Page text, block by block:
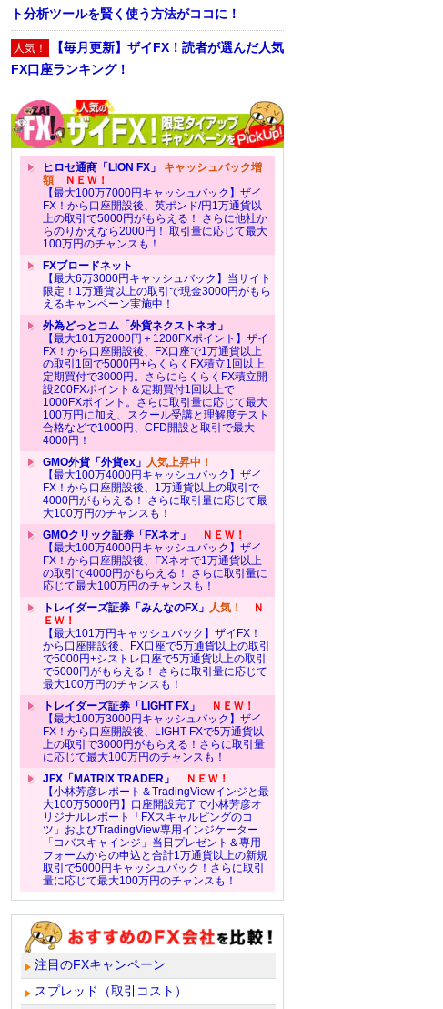
ト分析ツールを賢く使う方法がココに！
人気！ 【毎月更新】ザイFX！読者が選んだ人気
FX口座ランキング！
ヒロセ通商「LION FX」 キャッシュバック増
額ＮＥＷ！
【最大100万7000円キャッシュバック】ザイ
FX！から口座開設後、英ポンド/円1万通貨以
上の取引で5000円がもらえる！ さらに他社か
らのりかえなら2000円！ 取引量に応じて最大
100万円のチャンスも！
FXブロードネット
【最大6万3000円キャッシュバック】当サイト
限定！1万通貨以上の取引で現金3000円がもら
えるキャンペーン実施中！
外為どっとコム「外貨ネクストネオ」
【最大101万2000円＋1200FXポイント】ザイ
FX！から口座開設後、FX口座で1万通貨以上
の取引1回で5000円+らくらくFX積立1回以上
定期買付で3000円。さらにらくらくFX積立開
設200FXポイント＆定期買付1回以上で
1000FXポイント。さらに取引量に応じて最大
100万円に加え、スクール受講と理解度テスト
合格などで1000円、CFD開設と取引で最大
4000円！
GMO外貨「外貨ex」 人気上昇中！
【最大100万4000円キャッシュバック】ザイ
FX！から口座開設後、1万通貨以上の取引で
4000円がもらえる！ さらに取引量に応じて最
大100万円のチャンスも！
GMOクリック証券「FXネオ」
ＮＥＷ！
【最大100万4000円キャッシュバック】ザイ
FX！から口座開設後、FXネオで1万通貨以上
の取引で4000円がもらえる！ さらに取引量に
応じて最大100万円のチャンスも！
トレイダーズ証券「みんなのFX」 人気！
Ｎ
ＥＷ！
【最大101万円キャッシュバック】ザイFX！
から口座開設後、FX口座で5万通貨以上の取引
で5000円+シストレ口座で5万通貨以上の取引
で5000円がもらえる！ さらに取引量に応じて
最大100万円のチャンスも！
トレイダーズ証券「LIGHT FX」
ＮＥＷ！
【最大100万3000円キャッシュバック】ザイ
FX！から口座開設後、LIGHT FXで5万通貨以
上の取引で3000円がもらえる！さらに取引量
に応じて最大100万円のチャンスも！
JFX「MATRIX TRADER」
ＮＥＷ！
【小林芳彦レポート＆TradingViewインジと最
大100万5000円】口座開設完了で小林芳彦オ
リジナルレポート「FXスキャルピングのコ
ツ」およびTradingView専用インジケーター
「コバスキャインジ」当日プレゼント＆専用
フォームからの申込と合計1万通貨以上の新規
取引で5000円キャッシュバック！さらに取引
量に応じて最大100万円のチャンスも！
注目のFXキャンペーン
スプレッド（取引コスト）